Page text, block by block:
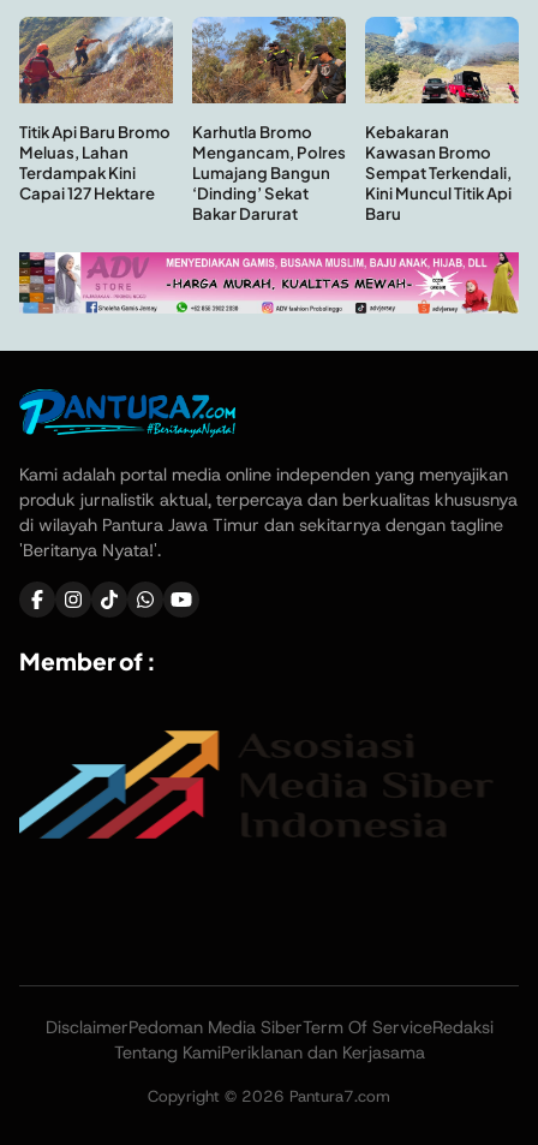
Titik Api Baru Bromo
Meluas, Lahan
Terdampak Kini
Capai 127 Hektare
Karhutla Bromo
Mengancam, Polres
Lumajang Bangun
‘Dinding’ Sekat
Bakar Darurat
Kebakaran
Kawasan Bromo
Sempat Terkendali,
Kini Muncul Titik Api
Baru
Kami adalah portal media online independen yang menyajikan
produk jurnalistik aktual, terpercaya dan berkualitas khususnya
di wilayah Pantura Jawa Timur dan sekitarnya dengan tagline
'Beritanya Nyata!'.
Member of :
DisclaimerPedoman Media SiberTerm Of ServiceRedaksi
Tentang KamiPeriklanan dan Kerjasama
Copyright © 2026 Pantura7.com